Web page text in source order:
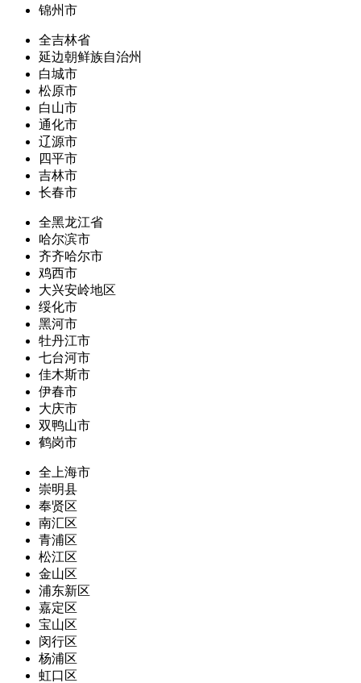
锦州市
全吉林省
延边朝鲜族自治州
白城市
松原市
白山市
通化市
辽源市
四平市
吉林市
长春市
全黑龙江省
哈尔滨市
齐齐哈尔市
鸡西市
大兴安岭地区
绥化市
黑河市
牡丹江市
七台河市
佳木斯市
伊春市
大庆市
双鸭山市
鹤岗市
全上海市
崇明县
奉贤区
南汇区
青浦区
松江区
金山区
浦东新区
嘉定区
宝山区
闵行区
杨浦区
虹口区